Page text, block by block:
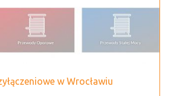
w Wrocławiu